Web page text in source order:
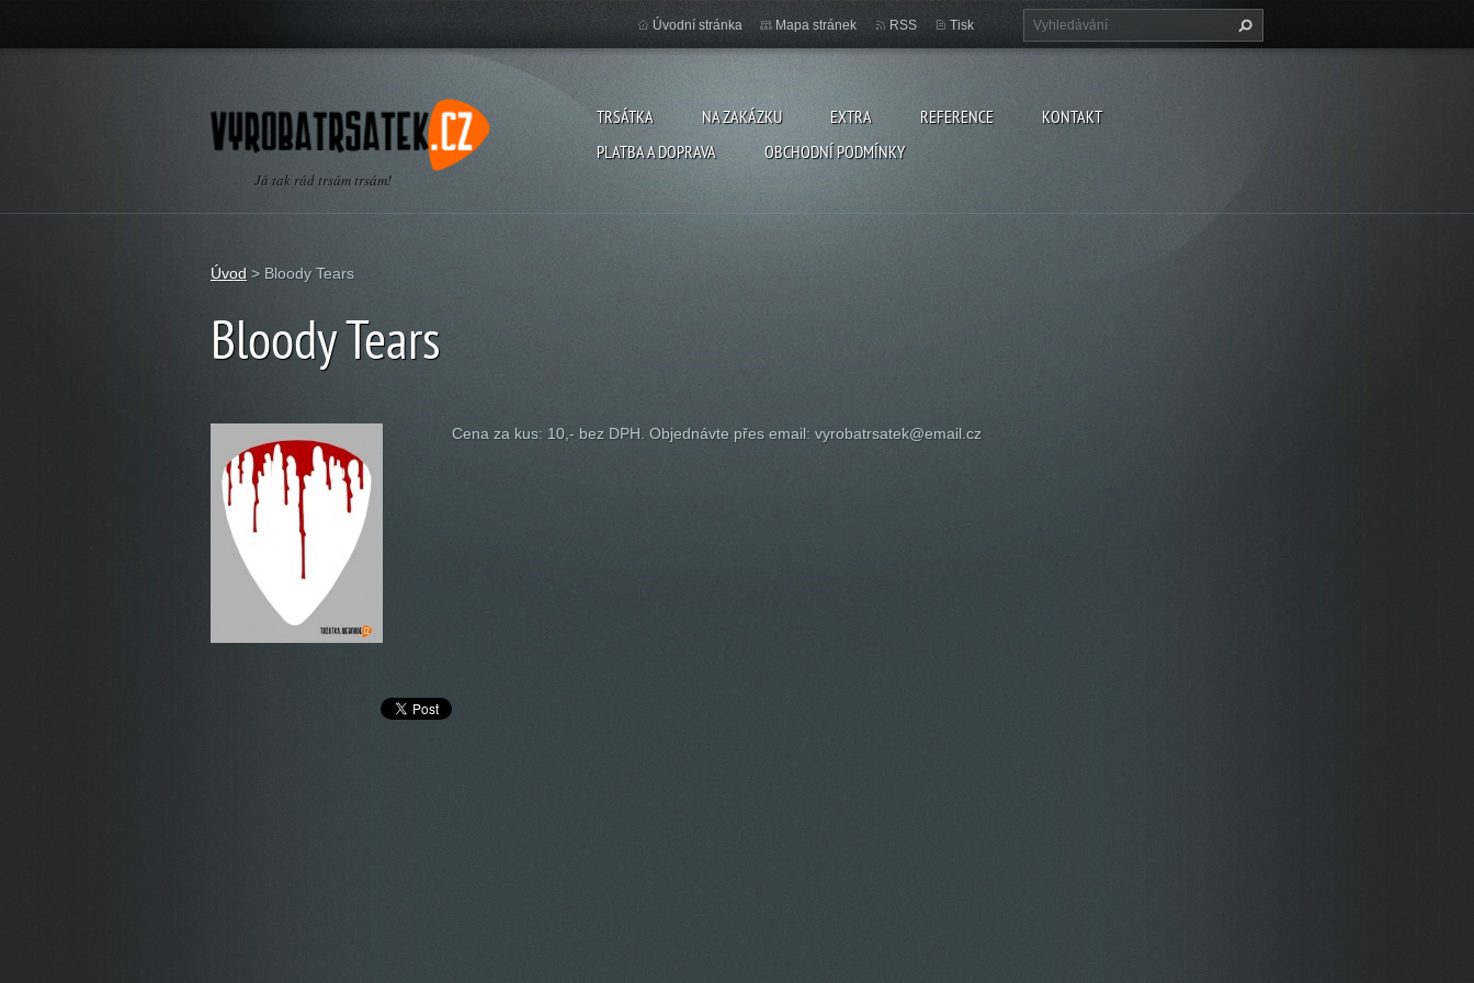
Já tak rád trsám trsám!
TRSÁTKA NA ZAKÁZKU EXTRA REFERENCE
KONTAKT
PLATBA A DOPRAVA
OBCHODNÍ PODMÍNKY
Úvodní stránka Mapa stránek RSS Tisk
Úvod > Bloody Tears
Bloody Tears
Cena za kus: 10,- bez DPH. Objednávte přes email: vyrobatrsatek@email.cz